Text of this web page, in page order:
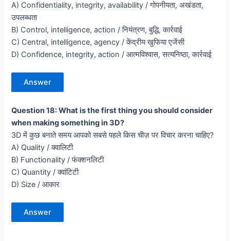
A) Confidentiality, integrity, availability / गोपनीयता, अखंडता,
उपलब्धता
B) Control, intelligence, action / नियंत्रण, बुद्धि, कार्रवाई
C) Central, intelligence, agency / केंद्रीय खुफिया एजेंसी
D) Confidence, integrity, action / आत्मविश्वास, सत्यनिष्ठा, कार्रवाई
Answer
Question 18: What is the first thing you should consider
when making something in 3D?
3D में कुछ बनाते समय आपको सबसे पहले किस चीज़ पर विचार करना चाहिए?
A) Quality / क्वालिटी
B) Functionality / फंक्शनलिटी
C) Quantity / क्वांटिटी
D) Size / आकार
Answer